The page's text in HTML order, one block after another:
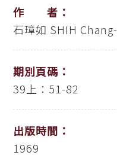
作 者：
石璋如 SHIH
期別頁碼：
39上：51-82
出版時間：
1969